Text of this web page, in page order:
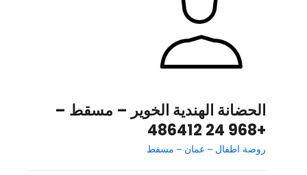
الحضانة الهندية الخوير – مسقط –
+968 24 486412
روضة اطفال – عمان – مسقط